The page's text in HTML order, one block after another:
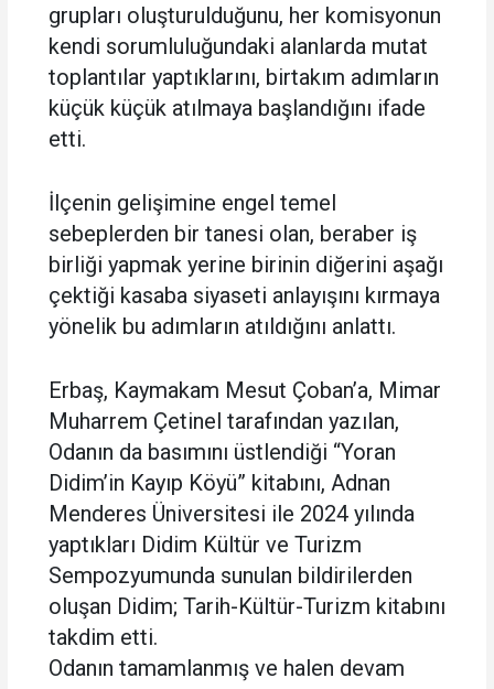
grupları oluşturulduğunu, her komisyonun
kendi sorumluluğundaki alanlarda mutat
toplantılar yaptıklarını, birtakım adımların
küçük küçük atılmaya başlandığını ifade
etti.
İlçenin gelişimine engel temel
sebeplerden bir tanesi olan, beraber iş
birliği yapmak yerine birinin diğerini aşağı
çektiği kasaba siyaseti anlayışını kırmaya
yönelik bu adımların atıldığını anlattı.
Erbaş, Kaymakam Mesut Çoban’a, Mimar
Muharrem Çetinel tarafından yazılan,
Odanın da basımını üstlendiği “Yoran
Didim’in Kayıp Köyü” kitabını, Adnan
Menderes Üniversitesi ile 2024 yılında
yaptıkları Didim Kültür ve Turizm
Sempozyumunda sunulan bildirilerden
oluşan Didim; Tarih-Kültür-Turizm kitabını
takdim etti.
Odanın tamamlanmış ve halen devam